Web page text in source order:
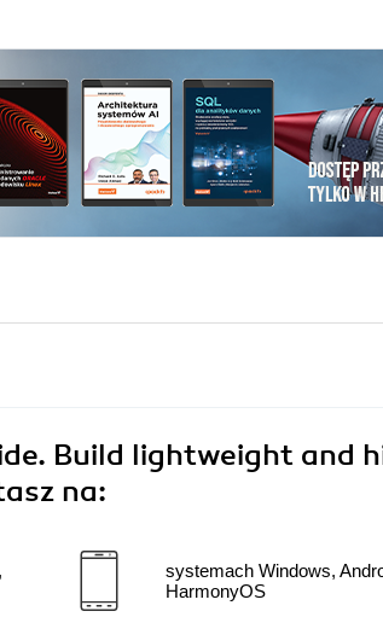
Build lightweight and
na:
systemach Windows,
HarmonyOS